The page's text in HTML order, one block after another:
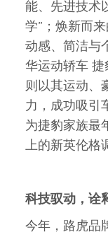
能、先进技术
学”；焕新而
动感、简洁与
华运动轿车
则以其运动、
力，成功吸引
为捷豹家族最
上的新英伦格
科技驭动，诠
今年，路虎品